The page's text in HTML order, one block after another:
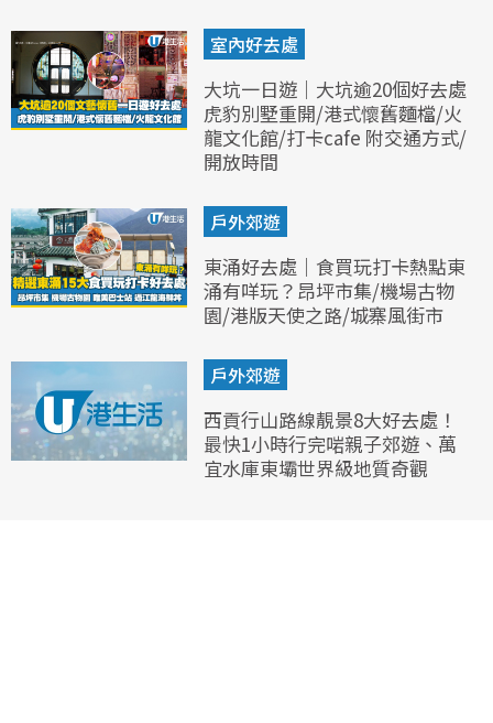
室內好去處
大坑一日遊｜大坑逾20個好去處
虎豹別墅重開/港式懷舊麵檔/火
龍文化館/打卡cafe 附交通方式/
開放時間
戶外郊遊
東涌好去處｜食買玩打卡熱點東
涌有咩玩？昂坪市集/機場古物
園/港版天使之路/城寨風街市
戶外郊遊
西貢行山路線靚景8大好去處！
最快1小時行完啱親子郊遊、萬
宜水庫東壩世界級地質奇觀